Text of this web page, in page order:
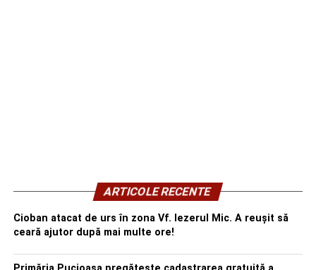
ARTICOLE RECENTE
Cioban atacat de urs în zona Vf. Iezerul Mic. A reușit să
ceară ajutor după mai multe ore!